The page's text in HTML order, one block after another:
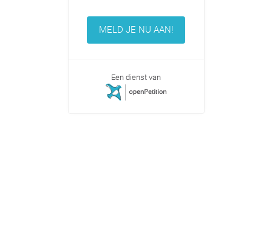
MELD JE NU AAN!
Een dienst van